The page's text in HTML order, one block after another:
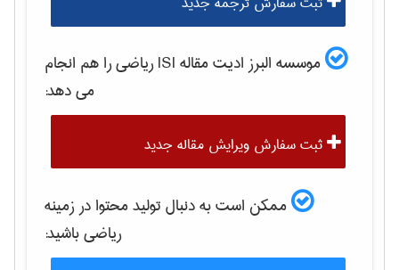
موسسه البرز ادیت مقاله ISI رياضیرا هم انجام
می دهد:
ثبت سفارش ویرایش مقاله جدید
ممکن است به دنبال تولید محتوا در زمینه
رياضیباشید: